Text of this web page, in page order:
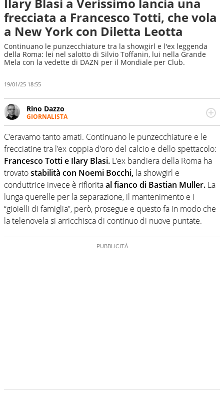
frecciata a Francesco Totti, che vola
a New York con Diletta Leotta
Continuano le punzecchiature tra la showgirl e l'ex leggenda
della Roma: lei nel salotto di Silvio Toffanin, lui nella Grande
Mela con la vedette di DAZN per il Mondiale per Club.
19/01/25 18:55
Rino Dazzo
GIORNALISTA
Se mai ci fosse modo di traslare il glossario del calcio in
una nicchia di esperti, lui ne farebbe parte. Non si perde
una svista arbitrale né gli umori social del mondo delle
curve
C’eravamo tanto amati. Continuano le punzecchiature e le
frecciatine tra l’ex coppia d’oro del calcio e dello spettacolo:
Francesco Totti e Ilary Blasi. L’ex bandiera della Roma ha
trovatostabilità con Noemi Bocchi, la showgirl e
conduttrice invece è rifioritaal fianco di Bastian Muller. La
lunga querelle per la separazione, il mantenimento e i
“gioielli di famiglia”, però, prosegue e questo fa in modo che
la telenovela si arricchisca di continuo di nuove puntate.